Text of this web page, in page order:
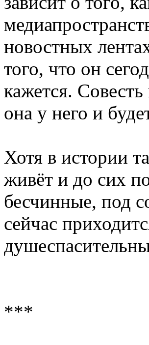
новостных
того, что он
кажется.
она у него и
Хотя в истории
живёт и до сих
бесчинные, под
сейчас
***